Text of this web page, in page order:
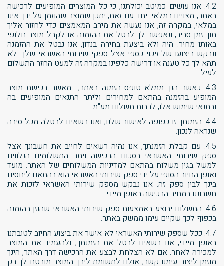
4.2. אנו עושים כמיטב יכולתנו, כי כל המוצרים המופיעים לרכישה
באתר, מצויים במלאי. יחד עם זאת, יתכן שמוצר שהוזמן על ידך אינו
במלאי, במקרה זה, אנו נעשה את מירב המאמצים כדי לחזור אליך
תוך זמן סביר, ונאפשר לך לבטל את ההזמנה או לקבל מוצר חלופי
באותו מחיר. היה ולא ביצעת בחירה בנדון, אנו נבטל את ההזמנה
ונבקש ביצועו של זיכוי כספי אצל ספקי שירותי האשראי שלך. לא
תהא לך כל טענה או דרישה כלפינו במקרה זה למעט החזר התשלום
לעיל.
4.3. כאשר הנך ממלא טופס הזמנה באתר, מאשר רכישת מוצר
המופיע בהזמנה בהתאם למחירים וליתר התנאים המופיעים בה
ובתנאי שימוש אלו, לרבות תשלום מע"מ.
4.4. הזמנתך זו כפופה לאישור שלנו, ואנו רשאים לבטלה מכל סיבה
שנראה לנכון.
4.5. עם קבלת הזמנתך, אנו נהיה רשאים לחייב את חשבונך אצל
ספק שירותי האשראי בסכום הרכישה ויתר התשלומים הנלווים
למשל בגין משלוח בהתאם למדיניות המשלוחים של האתר. מועד
ואופן החיוב הסופי על ידי ספק שירותי האשראי הוא בהתאם ליחסים
בינך לבין ספק זה. אנו נבקש מספק שירותי האשראי לזכות את
חשבוננו במחיר הרכישה באופן מיידי.
4.6. התשלום יבוצע באמצעות ספק שירותי האשראי שהוזן בהזמנה
בכפוף לכך שקיים עימו ממשק באתר.
4.7. ככל שספק שירותי האשראי לא אישר את ביצוע החיוב לטובתנו
באופן מיידי, אנו רשאים לבטל את הזמנתך, ולהעמיד את המוצר
למכירה לאחר. אם לא הצלחת לבצע את הרכישה דרך האתר, הינך
מוזמן ליצור עימנו קשר, אולם לתשומת ליבך המוצר מובטח לך רק